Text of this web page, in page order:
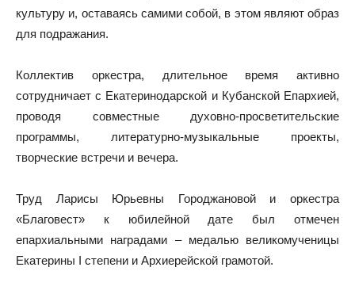
культуру и, оставаясь самими собой, в этом являют образ
для подражания.
Коллектив оркестра, длительное время активно
сотрудничает с Екатеринодарской и Кубанской Епархией,
проводя совместные духовно-просветительские
программы, литературно-музыкальные проекты,
творческие встречи и вечера.
Труд Ларисы Юрьевны Городжановой и оркестра
«Благовест» к юбилейной дате был отмечен
епархиальными наградами – медалью великомученицы
Екатерины I степени и Архиерейской грамотой.